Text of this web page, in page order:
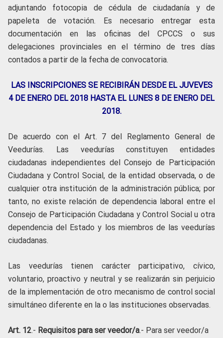
adjuntando fotocopia de cédula de ciudadanía y de
papeleta de votación. Es necesario entregar esta
documentación en las oficinas del CPCCS o sus
delegaciones provinciales en el término de tres días
contados a partir de la fecha de convocatoria.
LAS INSCRIPCIONES SE RECIBIRÁN DESDE EL JUVEVES
4 DE ENERO DEL 2018 HASTA EL LUNES 8 DE ENERO DEL
2018.
De acuerdo con el Art. 7 del Reglamento General de
Veedurías. Las veedurías constituyen entidades
ciudadanas independientes del Consejo de Participación
Ciudadana y Control Social, de la entidad observada, o de
cualquier otra institución de la administración pública; por
tanto, no existe relación de dependencia laboral entre el
Consejo de Participación Ciudadana y Control Social u otra
dependencia del Estado y los miembros de las veedurías
ciudadanas.
Las veedurías tienen carácter participativo, cívico,
voluntario, proactivo y neutral y se realizarán sin perjuicio
de la implementación de otro mecanismo de control social
simultáneo diferente en la o las instituciones observadas.
Art. 12.- Requisitos para ser veedor/a.- Para ser veedor/a